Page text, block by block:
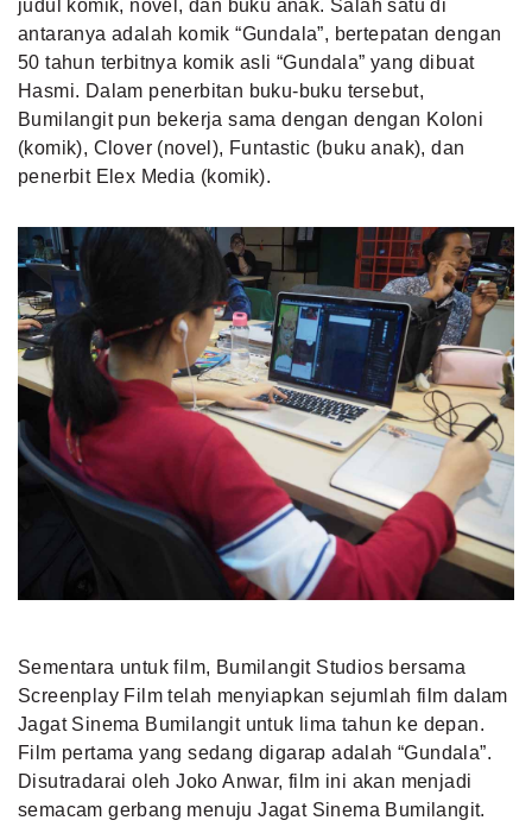
judul komik, novel, dan buku anak. Salah satu di
antaranya adalah komik “Gundala”, bertepatan dengan
50 tahun terbitnya komik asli “Gundala” yang dibuat
Hasmi. Dalam penerbitan buku-buku tersebut,
Bumilangit pun bekerja sama dengan dengan Koloni
(komik), Clover (novel), Funtastic (buku anak), dan
penerbit Elex Media (komik).
Sementara untuk film, Bumilangit Studios bersama
Screenplay Film telah menyiapkan sejumlah film dalam
Jagat Sinema Bumilangit untuk lima tahun ke depan.
Film pertama yang sedang digarap adalah “Gundala”.
Disutradarai oleh Joko Anwar, film ini akan menjadi
semacam gerbang menuju Jagat Sinema Bumilangit.